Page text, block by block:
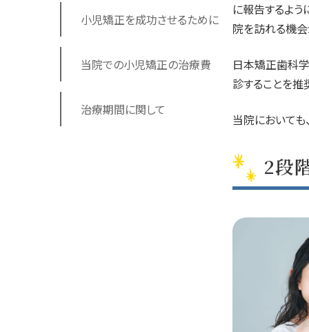
に報告するよ
院を訪れる機会
日本矯正歯科
診することを推
当院においても
2段
小児矯正を成功させるために
当院での小児矯正の治療費
治療期間に関して